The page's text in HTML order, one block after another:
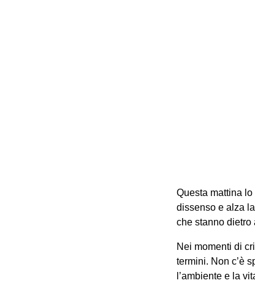
Questa mattina
dissenso e alza
che stanno dietro
Nei momenti di
termini. Non c’è
l’ambiente e la